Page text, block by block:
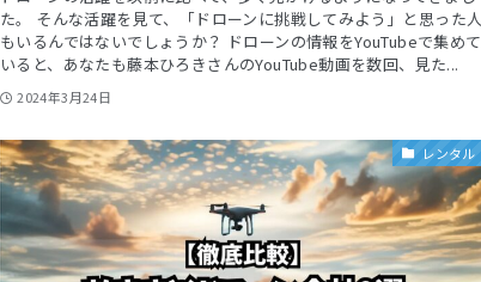
た。 そんな活躍を見て、「ドローンに挑戦してみよう」と思った人
もいるんではないでしょうか？ ドローンの情報をYouTubeで集めて
いると、あなたも藤本ひろきさんのYouTube動画を数回、見た...
2024年3月24日
レンタル